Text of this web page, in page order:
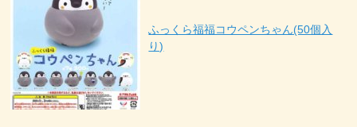
ふっくら福福コウペンちゃん(50個入
り)